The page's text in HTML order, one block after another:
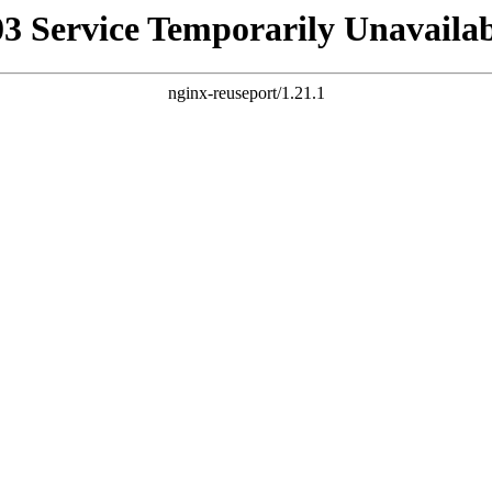
Service Temporarily
nginx-reuseport/1.21.1